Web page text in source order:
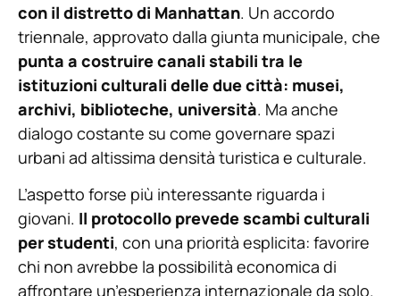
con il distretto di Manhattan. Un accordo
triennale, approvato dalla giunta municipale, che
punta a costruire canali stabili tra le
istituzioni culturali delle due città: musei,
archivi, biblioteche, università. Ma anche
dialogo costante su come governare spazi
urbani ad altissima densità turistica e culturale.
L’aspetto forse più interessante riguarda i
giovani. Il protocollo prevede scambi culturali
per studenti, con una priorità esplicita: favorire
chi non avrebbe la possibilità economica di
affrontare un’esperienza internazionale da solo.